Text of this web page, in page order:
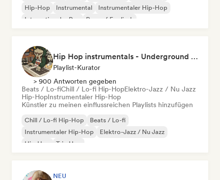
Hip-Hop
Instrumental
Instrumentaler Hip-Hop
Internationaler Rap
Rap auf Englisch
Hip Hop instrumentals - Underground boombap & Lo Fi Hip Hop (by Snaap)
Playlist-Kurator
> 900 Antworten gegeben
Beats / Lo-fiChill / Lo-fi Hip-HopElektro-Jazz / Nu Jazz
Hip-HopInstrumentaler Hip-Hop
Künstler zu meinen einflussreichen Playlists hinzufügen
Chill / Lo-fi Hip-Hop
Beats / Lo-fi
Instrumentaler Hip-Hop
Elektro-Jazz / Nu Jazz
Hip-Hop
Trip Hop
NEU